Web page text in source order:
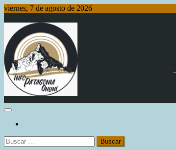
Saltar
contenido
viernes, 7 de agosto de 2026
Info Patagonia Online
Buscar: